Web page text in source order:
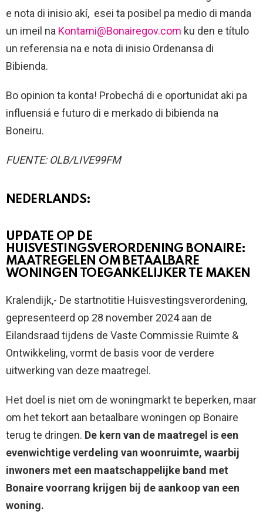
e nota di inisio akí, esei ta posibel pa medio di manda
un imeil na Kontami@Bonairegov.com ku den e título
un referensia na e nota di inisio Ordenansa di
Bibienda.
Bo opinion ta konta! Probechá di e oportunidat aki pa
influensiá e futuro di e merkado di bibienda na
Boneiru.
FUENTE: OLB/LIVE99FM
NEDERLANDS:
UPDATE OP DE
HUISVESTINGSVERORDENING BONAIRE:
MAATREGELEN OM BETAALBARE
WONINGEN TOEGANKELIJKER TE MAKEN
Kralendijk,- De startnotitie Huisvestingsverordening,
gepresenteerd op 28 november 2024 aan de
Eilandsraad tijdens de Vaste Commissie Ruimte &
Ontwikkeling, vormt de basis voor de verdere
uitwerking van deze maatregel.
Het doel is niet om de woningmarkt te beperken, maar
om het tekort aan betaalbare woningen op Bonaire
terug te dringen. De kern van de maatregel is een
evenwichtige verdeling van woonruimte, waarbij
inwoners met een maatschappelijke band met
Bonaire voorrang krijgen bij de aankoop van een
woning.